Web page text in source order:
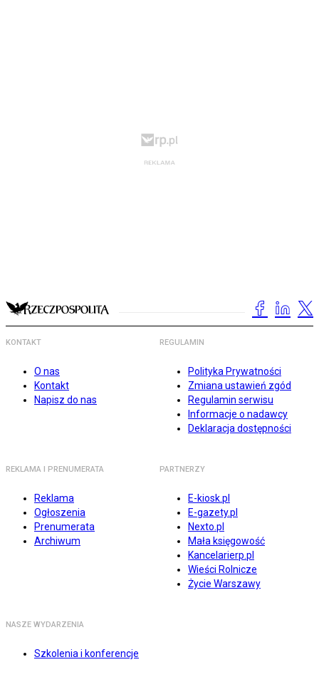
KONTAKT
O nas
Kontakt
Napisz do nas
REGULAMIN
Polityka Prywatności
Zmiana ustawień zgód
Regulamin serwisu
Informacje o nadawcy
Deklaracja dostępności
REKLAMA I PRENUMERATA
Reklama
Ogłoszenia
Prenumerata
Archiwum
PARTNERZY
E-kiosk.pl
E-gazety.pl
Nexto.pl
Mała księgowość
Kancelarierp.pl
Wieści Rolnicze
Życie Warszawy
NASZE WYDARZENIA
Szkolenia i konferencje